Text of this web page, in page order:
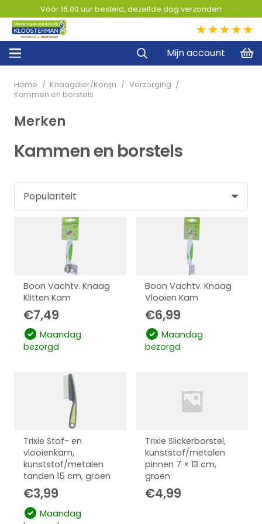
Vóór 16.00 uur besteld, dezelfde dag verzonden
Mijn account
Home / Knaagdier/Konijn / Verzorging /
Kammen en borstels
Kammen en borstels
Boon Vachtv. Knaag
Klitten Kam
€7,49
Maandag
bezorgd
Boon Vachtv. Knaag
Vlooien Kam
€6,99
Maandag
bezorgd
Trixie Stof- en
vlooienkam,
kunststof/metalen
tanden 15 cm, groen
€3,99
Maandag
Trixie Slickerborstel,
kunststof/metalen
pinnen 7 × 13 cm,
groen
€4,99
Merken